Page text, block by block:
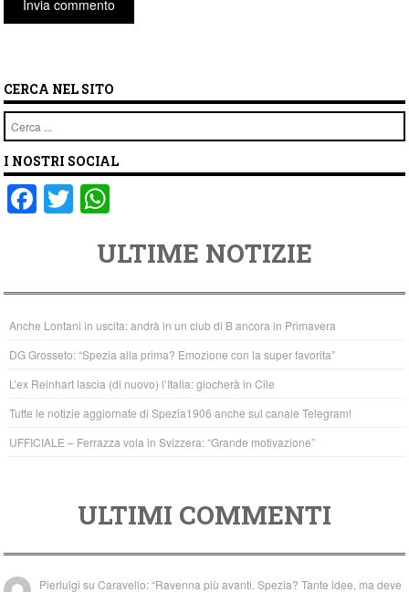
CERCA NEL SITO
Cerca
I NOSTRI SOCIAL
F
a
e
b
o
o
k
T
wi
er
at
s
A
p
p
ULTIME NOTIZIE
Anche Lontani in uscita: andrà in un club di B ancora in Primavera
DG Grosseto: “Spezia alla prima? Emozione con la super favorita”
L’ex Reinhart lascia (di nuovo) l’Italia: giocherà in Cile
Tutte le notizie aggiornate di Spezia1906 anche sul canale Telegram!
UFFICIALE – Ferrazza vola in Svizzera: “Grande motivazione”
ULTIMI COMMENTI
Pierluigi suCaravello: “Ravenna più avanti. Spezia? Tante idee, ma deve